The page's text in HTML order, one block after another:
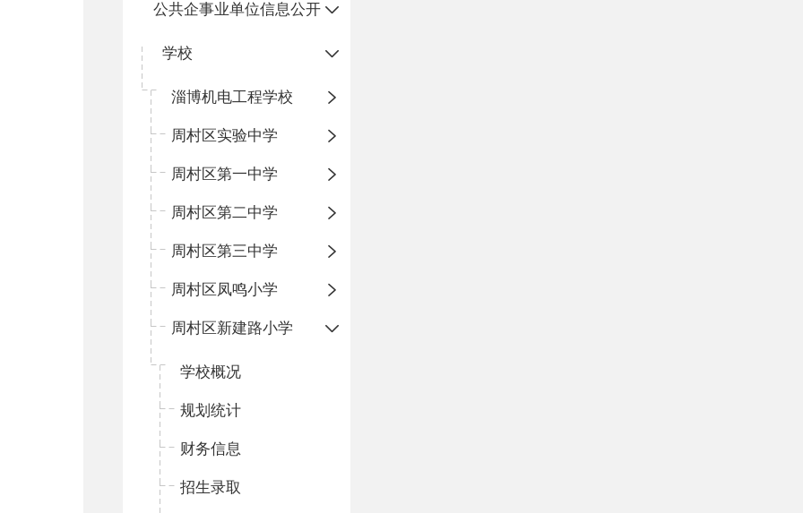
公共企事业单位信息公开
学校
淄博机电工程学校
周村区实验中学
周村区第一中学
周村区第二中学
周村区第三中学
周村区凤鸣小学
周村区新建路小学
学校概况
规划统计
财务信息
招生录取